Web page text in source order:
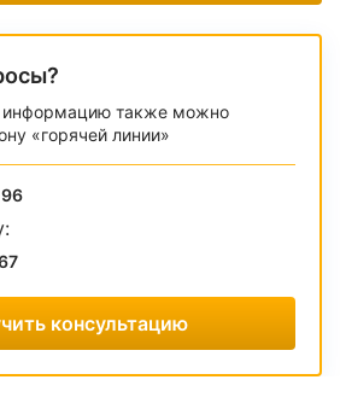
также можно
«горячей линии»
консультацию